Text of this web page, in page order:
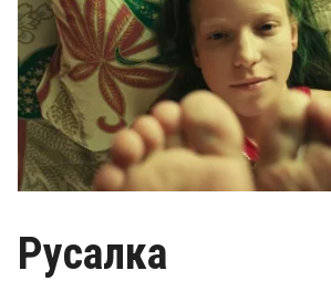
Русалка